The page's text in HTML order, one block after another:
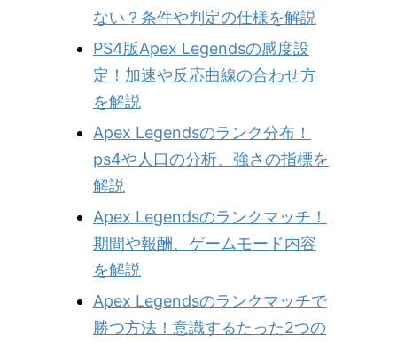
ない？条件や判定の仕様を解説
PS4版Apex Legendsの感度設
定！加速や反応曲線の合わせ方
を解説
Apex Legendsのランク分布！
ps4や人口の分析、強さの指標を
解説
Apex Legendsのランクマッチ！
期間や報酬、ゲームモード内容
を解説
Apex Legendsのランクマッチで
勝つ方法！意識するたった2つの